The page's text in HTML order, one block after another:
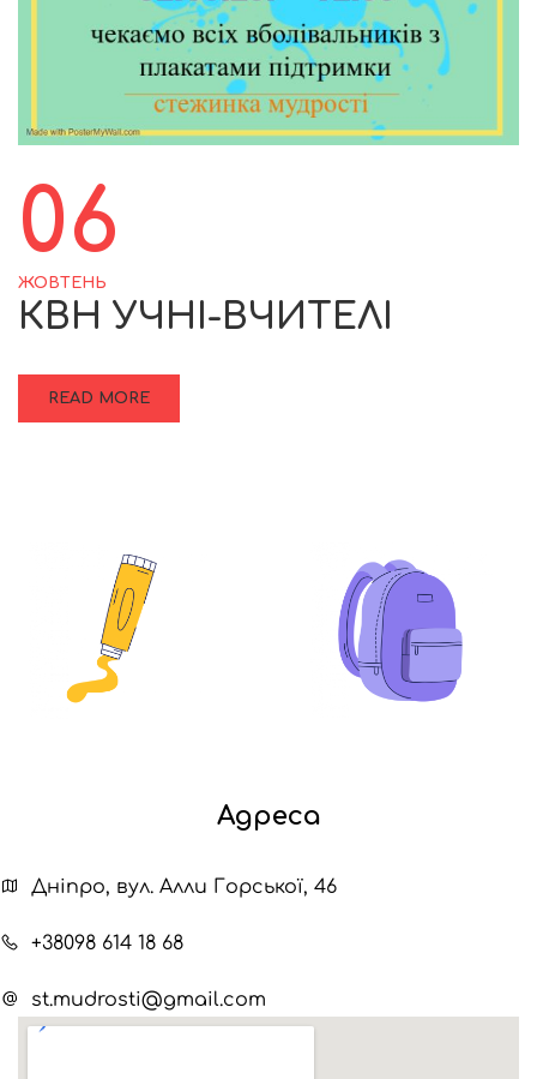
06
ЖОВТЕНЬ
КВН УЧНІ-ВЧИТЕЛІ
READ MORE
Адреса
Дніпро, вул. Алли Горської, 46
+38098 614 18 68
st.mudrosti@gmail.com